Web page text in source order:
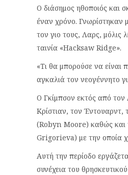
Ο διάσημος ηθοποιός και
έναν χρόνο. Γνωρίστηκαν
τον γιο τους, Λαρς, μόλις
ταινία «Hacksaw Ridge».
«Τι θα μπορούσε να είναι
αγκαλιά τον νεογέννητο
Ο Γκίμπσον εκτός από τον
Κρίστιαν, τον Έντουαρντ,
(Robyn Moore) καθώς και
Grigorieva) με την οποία
Αυτή την περίοδο
συνέχεια του